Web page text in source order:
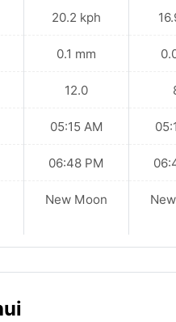
20.2 kph
0.1 mm
12.0
05:15 AM
06:48 PM
New Moon